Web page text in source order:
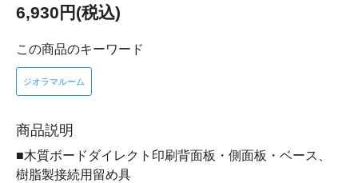
6,930円(税込)
この商品のキーワード
ジオラマルーム
商品説明
■木質ボードダイレクト印刷背面板・側面板・ベース、
樹脂製接続用留め具